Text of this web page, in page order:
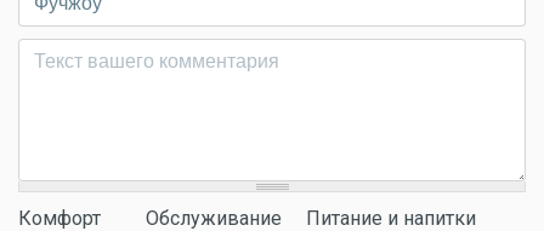
Комментарий*
Комфорт Обслуживание Питание и напитки